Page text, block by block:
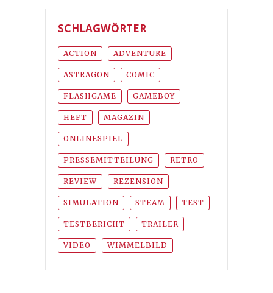
SCHLAGWÖRTER
ACTION ADVENTURE
ASTRAGON COMIC
FLASHGAME GAMEBOY
HEFT MAGAZIN
ONLINESPIEL
PRESSEMITTEILUNG RETRO
REVIEW REZENSION
SIMULATION STEAM TEST
TESTBERICHT TRAILER
VIDEO WIMMELBILD